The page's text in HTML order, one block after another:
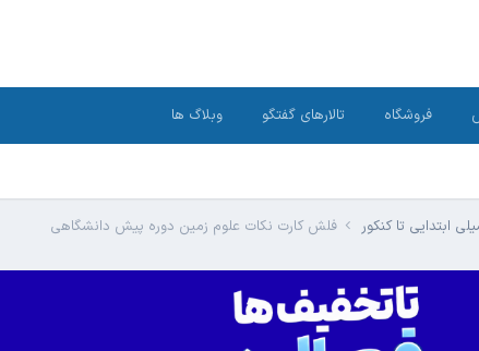
فروشگاه تالارهای گفتگو وبلاگ ها
ابتدایی تا کنکور فلش کارت نکات علوم زمین دوره پیش دانشگاهی